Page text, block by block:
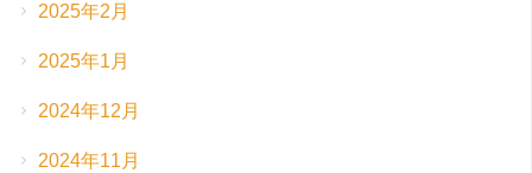
2025年2月
2025年1月
2024年12月
2024年11月